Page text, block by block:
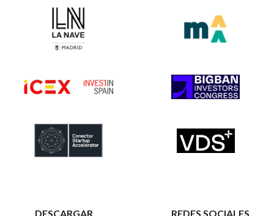
DESCARGAR REDES SOCIALES